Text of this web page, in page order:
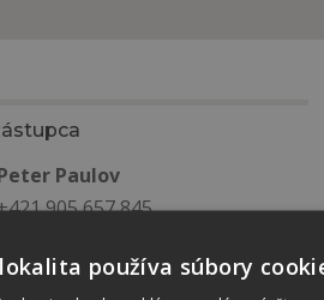
Paulov
905 657 845
používa súbory